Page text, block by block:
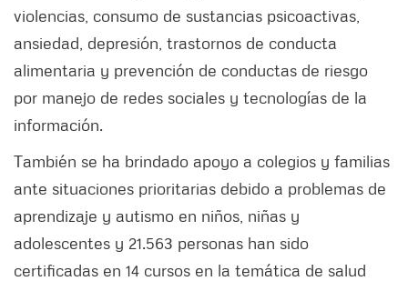
violencias, consumo de sustancias psicoactivas,
ansiedad, depresión, trastornos de conducta
alimentaria y prevención de conductas de riesgo
por manejo de redes sociales y tecnologías de la
información.
También se ha brindado apoyo a colegios y familias
ante situaciones prioritarias debido a problemas de
aprendizaje y autismo en niños, niñas y
adolescentes y 21.563 personas han sido
certificadas en 14 cursos en la temática de salud